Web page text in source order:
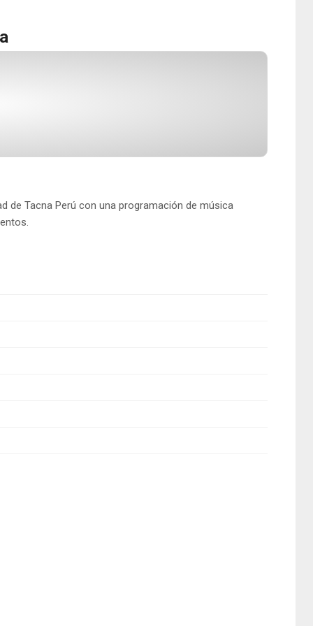
de Tacna Perú con una programación de música